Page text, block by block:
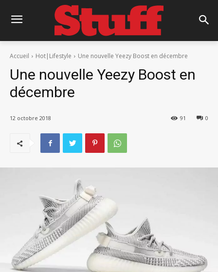
Accueil Hot|Lifestyle Une nouvelle Yeezy Boost en décembre
Une nouvelle Yeezy Boost en
décembre
12 octobre 2018 0
91